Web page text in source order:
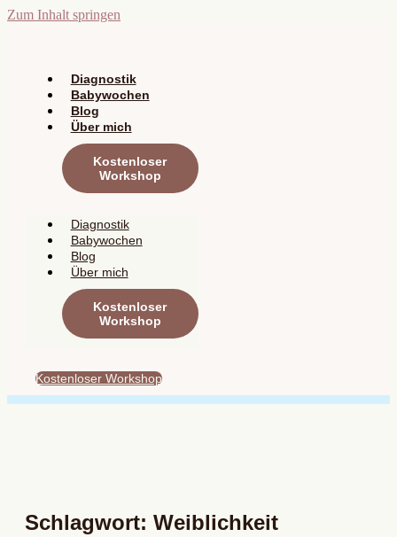
Zum Inhalt springen
Diagnostik
Babywochen
Blog
Über mich
Kostenloser
Workshop
Diagnostik
Babywochen
Blog
Über mich
Kostenloser
Workshop
Kostenloser Workshop
Schlagwort: Weiblichkeit